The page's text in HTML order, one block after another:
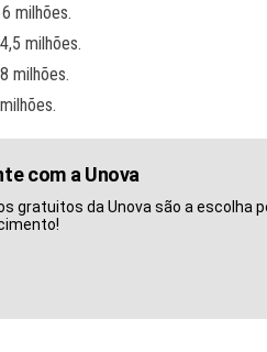
milhões.
milhões.
milhões.
com a Unova
gratuitos da Unova são a escolha